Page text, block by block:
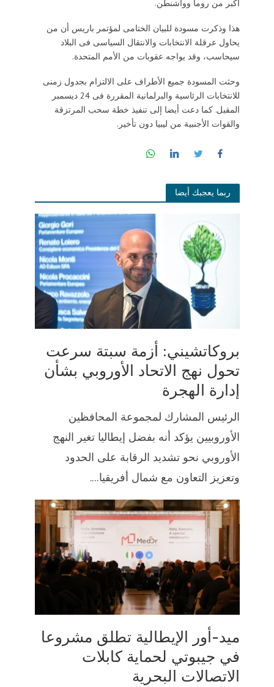
أكبر من روما وواشنطن.
هذا وذكرت مسودة للبيان الختامى لمؤتمر باريس أن من
يحاول عرقلة الانتخابات والانتقال السياسى فى البلاد
سيحاسب، وقد يواجه عقوبات من الأمم المتحدة.
وحثت المسودة جميع الأطراف على الالتزام بجدول زمنى
للانتخابات الرئاسية والبرلمانية المقررة فى 24 ديسمبر
المقبل. كما دعت أيضا إلى تنفيذ خطة سحب المرتزقة
والقوات الأجنبية من ليبيا دون تأخير.
ربما يعجبك أيضا
بروكاتشيني: أزمة سبتة سرعت
تحول نهج الاتحاد الأوروبي بشأن
إدارة الهجرة
الرئيس المشارك لمجموعة المحافظين
الأوروبيين يؤكد أنه بفضل إيطاليا تغير النهج
الأوروبي نحو تشديد الرقابة على الحدود
وتعزيز التعاون مع شمال أفريقيا....
ميد-أور الإيطالية تطلق مشروعا
في جيبوتي لحماية كابلات
الاتصالات البحرية